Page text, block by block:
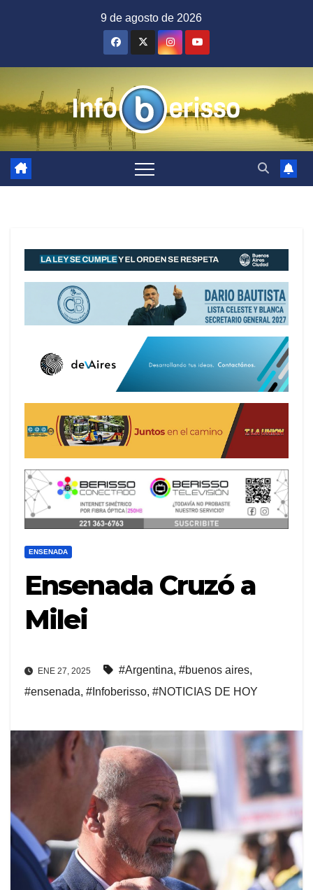
9 de agosto de 2026
ENSENADA
Ensenada Cruzó a
Milei
ENE 27, 2025 #Argentina, #buenos aires,
#ensenada, #Infoberisso, #NOTICIAS DE HOY